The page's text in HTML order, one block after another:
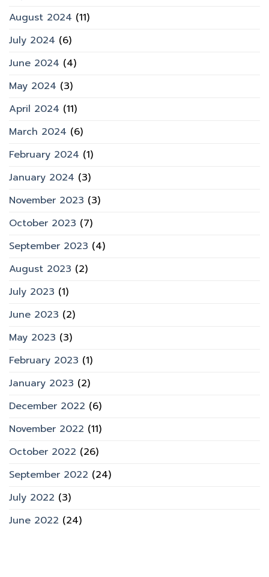
August 2024 (11)
July 2024 (6)
June 2024 (4)
May 2024 (3)
April 2024 (11)
March 2024 (6)
February 2024 (1)
January 2024 (3)
November 2023 (3)
October 2023 (7)
September 2023 (4)
August 2023 (2)
July 2023 (1)
June 2023 (2)
May 2023 (3)
February 2023 (1)
January 2023 (2)
December 2022 (6)
November 2022 (11)
October 2022 (26)
September 2022 (24)
July 2022 (3)
June 2022 (24)